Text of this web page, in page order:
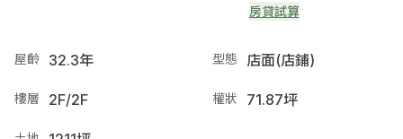
房貸試算
屋齡 32.3年 型態 店面(店鋪)
樓層 2F/2F 權狀 71.87坪